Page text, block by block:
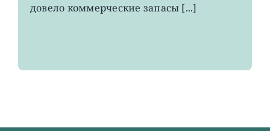
довело коммерческие запасы [...]